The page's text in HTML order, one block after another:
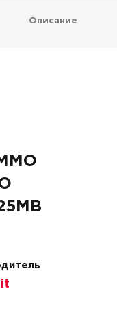
Описание